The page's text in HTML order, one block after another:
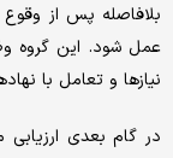
بلافاصله پس از وقوع
عمل شود. این گروه
نیازها و تعامل با
در گام بعدی